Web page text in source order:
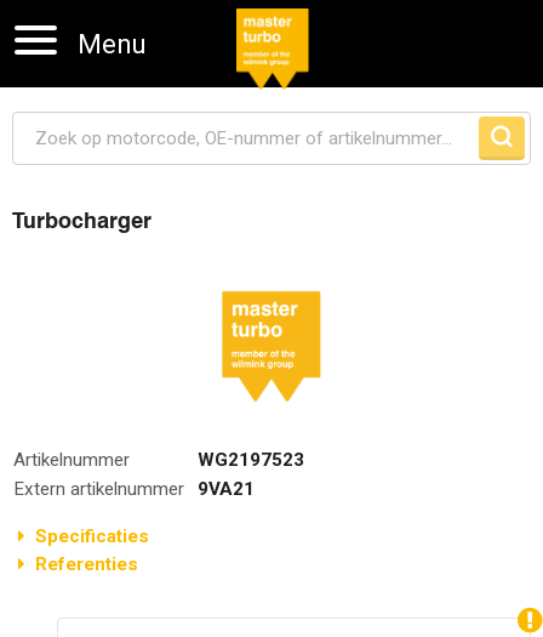
Menu
Turbocharger
Artikelnummer
WG2197523
Extern artikelnummer
9VA21
Specificaties
Referenties